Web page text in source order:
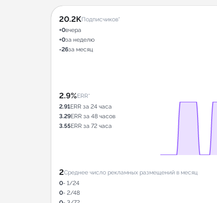
20.2KПодписчиков*
+0вчера
+0за неделю
-26за месяц
2.9%ERR*
2.91ERR за 24 часа
3.29ERR за 48 часов
3.55ERR за 72 часа
2Среднее число рекламных размещений в месяц
0- 1/24
0- 2/48